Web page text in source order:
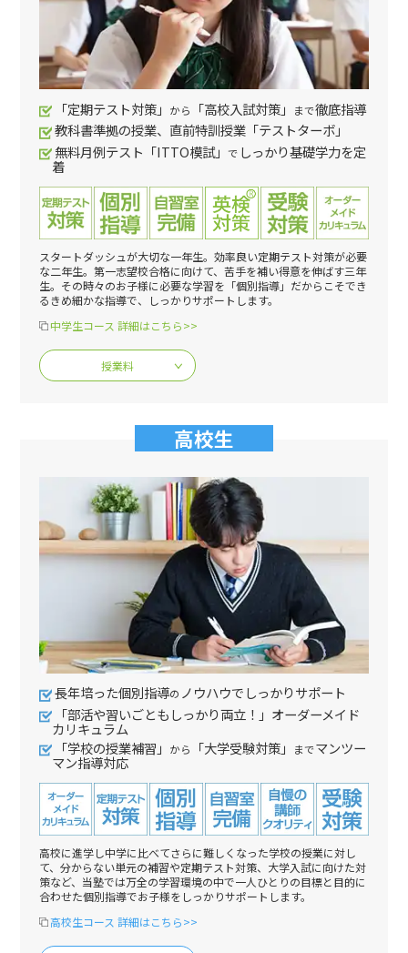
「定期テスト対策」 から 「高校入試対策」 まで徹底指導
教科書準拠の授業、直前特訓授業「テストターボ」
無料月例テスト「ITTO模試」 で しっかり基礎学力を定
着
スタートダッシュが大切な一年生。効率良い定期テスト対策が必要
な二年生。第一志望校合格に向けて、苦手を補い得意を伸ばす三年
生。その時々のお子様に必要な学習を「個別指導」だからこそでき
るきめ細かな指導で、しっかりサポートします。
中学生コース 詳細はこちら>>
授業料
高校生
長年培った個別指導の ノウハウでしっかりサポート
「部活や習いごともしっかり両立！」オーダーメイド
カリキュラム
「学校の授業補習」
から 「大学受験対策」 までマンツー
マン指導対応
高校に進学し中学に比べてさらに難しくなった学校の授業に対し
て、分からない単元の補習や定期テスト対策、大学入試に向けた対
策など、当塾では万全の学習環境の中で一人ひとりの目標と目的に
合わせた個別指導でお子様をしっかりサポートします。
高校生コース 詳細はこちら>>